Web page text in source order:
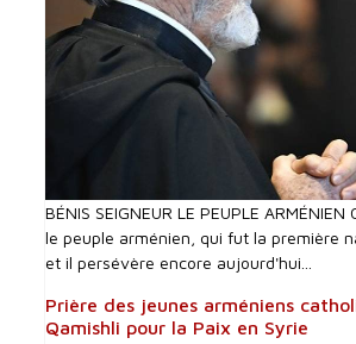
BÉNIS SEIGNEUR LE PEUPLE
le peuple arménien, qui fut la première
et il persévère encore aujourd'hui...
Prière des jeunes arméniens
Qamishli pour la Paix en Syrie